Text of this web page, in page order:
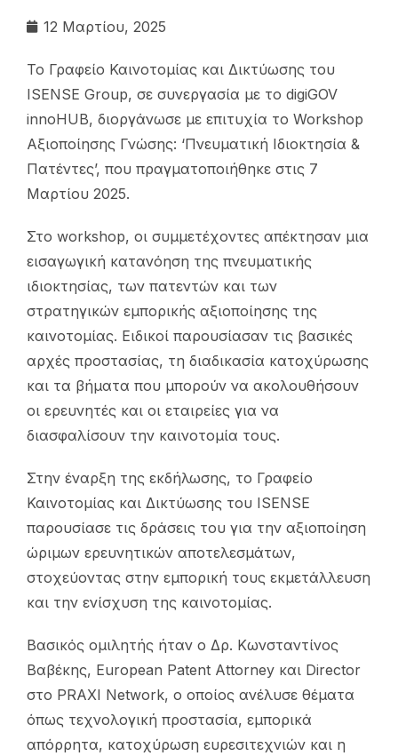
12 Μαρτίου, 2025
Το Γραφείο Καινοτομίας και Δικτύωσης του
ISENSE Group, σε συνεργασία με το digiGOV
innoHUB, διοργάνωσε με επιτυχία το Workshop
Αξιοποίησης Γνώσης: ‘Πνευματική Ιδιοκτησία &
Πατέντες’, που πραγματοποιήθηκε στις 7
Μαρτίου 2025.
Στο workshop, οι συμμετέχοντες απέκτησαν μια
εισαγωγική κατανόηση της πνευματικής
ιδιοκτησίας, των πατεντών και των
στρατηγικών εμπορικής αξιοποίησης της
καινοτομίας. Ειδικοί παρουσίασαν τις βασικές
αρχές προστασίας, τη διαδικασία κατοχύρωσης
και τα βήματα που μπορούν να ακολουθήσουν
οι ερευνητές και οι εταιρείες για να
διασφαλίσουν την καινοτομία τους.
Στην έναρξη της εκδήλωσης, το Γραφείο
Καινοτομίας και Δικτύωσης του ISENSE
παρουσίασε τις δράσεις του για την αξιοποίηση
ώριμων ερευνητικών αποτελεσμάτων,
στοχεύοντας στην εμπορική τους εκμετάλλευση
και την ενίσχυση της καινοτομίας.
Βασικός ομιλητής ήταν ο Δρ. Κωνσταντίνος
Βαβέκης, European Patent Attorney και Director
στο PRAXI Network, ο οποίος ανέλυσε θέματα
όπως τεχνολογική προστασία, εμπορικά
απόρρητα, κατοχύρωση ευρεσιτεχνιών και η